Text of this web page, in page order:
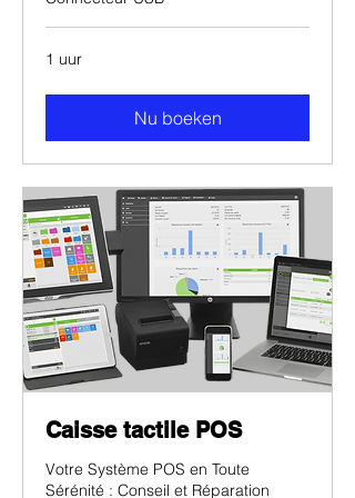
1 uur
Nu boeken
Caisse tactile POS
Votre Système POS en Toute
Sérénité : Conseil et Réparation